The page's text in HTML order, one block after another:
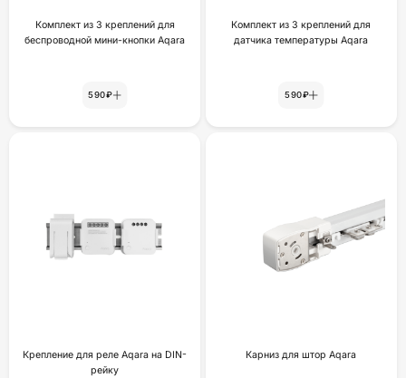
Комплект из 3 креплений для
беспроводной мини-кнопки Aqara
590₽
Комплект из 3 креплений для
датчика температуры Aqara
590₽
Крепление для реле Aqara на DIN-
рейку
Карниз для штор Aqara